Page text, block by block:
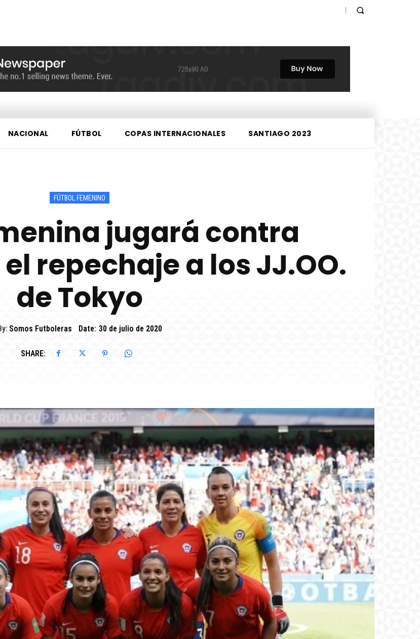
NACIONAL FÚTBOL COPAS INTERNACIONALES SANTIAGO 2023
FÚTBOL FEMENINO
jugará contra
repechaje a los JJ.OO.
de Tokyo
Somos Futboleras Date: 30 de julio de 2020
SHARE: